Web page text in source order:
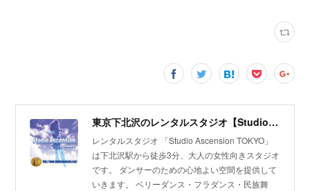
東京下北沢のレンタルスタジオ【Studio Ascension】
レンタルスタジオ 「Studio Ascension TOKYO」
は下北沢駅から徒歩3分、大人の女性向きスタジオ
です。 ダンサーのための心地よい空間を提供して
いきます。 ベリーダンス・フラダンス・民族舞